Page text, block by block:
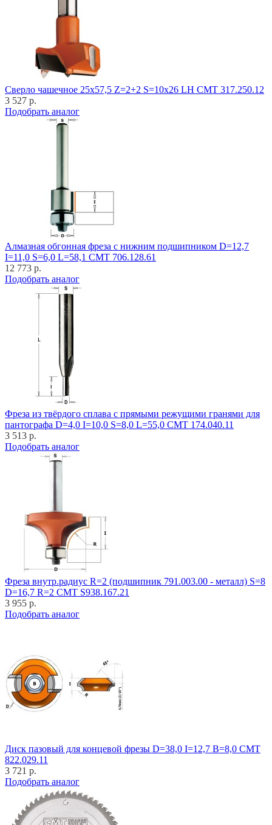
Cверло чашечное 25x57,5 Z=2+2 S=10x26 LH CMT 317.250.12
3 527 р.
Подобрать аналог
Алмазная обгонная фреза с нижним подшипником D=12,7
I=11,0 S=6,0 L=58,1 CMT 706.128.61
12 773 р.
Подобрать аналог
Фреза из твёрдого сплава с прямыми режущими гранями для
пантографа D=4,0 I=10,0 S=8,0 L=55,0 CMT 174.040.11
3 513 р.
Подобрать аналог
Фреза внутр.радиус R=2 (подшипник 791.003.00 - металл) S=8
D=16,7 R=2 CMT S938.167.21
3 955 р.
Подобрать аналог
Диск пазовый для концевой фрезы D=38,0 I=12,7 B=8,0 CMT
822.029.11
3 721 р.
Подобрать аналог